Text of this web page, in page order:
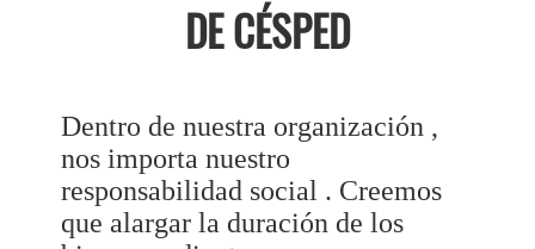
DE CÉSPED
Dentro de nuestra organización ,
nos importa nuestro
responsabilidad social . Creemos
que alargar la duración de los